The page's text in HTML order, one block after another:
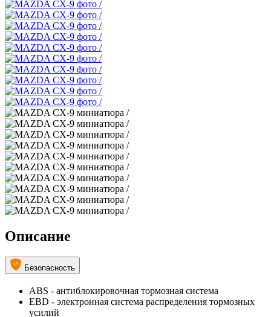
Описание
Безопасность
ABS - антиблокировочная тормозная система
EBD - электронная система распределения тормозных
усилий